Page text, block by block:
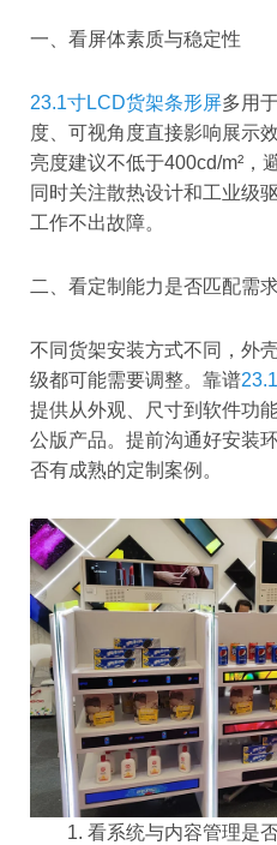
一、看屏体素质与稳定性
23.1寸LCD货架条形屏多用
度、可视角度直接影响展示
亮度建议不低于400cd/m²，
同时关注散热设计和工业级
工作不出故障。
二、看定制能力是否匹配需
不同货架安装方式不同，外
级都可能需要调整。靠谱
提供从外观、尺寸到软件功
公版产品。提前沟通好安装
否有成熟的定制案例。
看系统与内容管理是